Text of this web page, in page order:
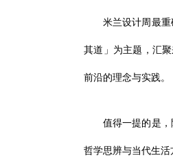
米兰设计周最
其道」为主题，汇
前沿的理念与实践。
值得一提的是
哲学思辨与当代生活